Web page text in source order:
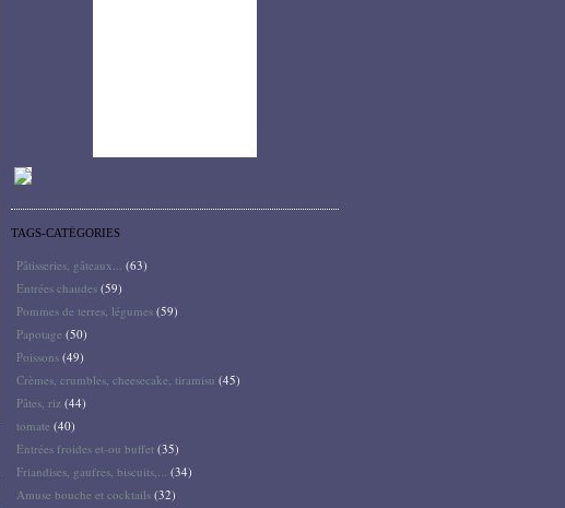
TAGS-CATÉGORIES
Pâtisseries, gâteaux... (63)
Entrées chaudes (59)
Pommes de terres, légumes (59)
Papotage (50)
Poissons (49)
Crèmes, crumbles, cheesecake, tiramisu (45)
Pâtes, riz (44)
tomate (40)
Entrées froides et-ou buffet (35)
Friandises, gaufres, biscuits,... (34)
Amuse bouche et cocktails (32)